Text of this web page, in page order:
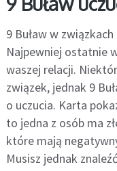
9 Buław w
Najpewniej ostatnie
waszej relacji.
związek, jednak 9
o uczucia. Karta
to jedna z osób ma
które mają
Musisz jednak